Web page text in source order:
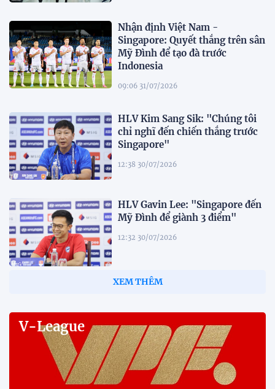
Nhận định Việt Nam -
Singapore: Quyết thắng trên sân
Mỹ Đình để tạo đà trước
Indonesia
09:06 31/07/2026
HLV Kim Sang Sik: "Chúng tôi
chỉ nghĩ đến chiến thắng trước
Singapore"
12:38 30/07/2026
HLV Gavin Lee: "Singapore đến
Mỹ Đình để giành 3 điểm"
12:32 30/07/2026
12:20 30/07/2026
Phóng viên Singapore bất ngờ